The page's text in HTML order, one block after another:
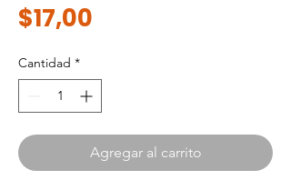
$17,00
Cantidad *
Agregar al carrito